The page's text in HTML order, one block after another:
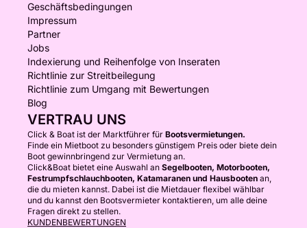
Geschäftsbedingungen
Impressum
Partner
Jobs
Indexierung und Reihenfolge von Inseraten
Richtlinie zur Streitbeilegung
Richtlinie zum Umgang mit Bewertungen
Blog
VERTRAU UNS
Click & Boat ist der Marktführer für Bootsvermietungen.
Finde ein Mietboot zu besonders günstigem Preis oder biete dein
Boot gewinnbringend zur Vermietung an.
Click&Boat bietet eine Auswahl an Segelbooten, Motorbooten,
Festrumpfschlauchbooten, Katamaranen und Hausbooten an,
die du mieten kannst. Dabei ist die Mietdauer flexibel wählbar
und du kannst den Bootsvermieter kontaktieren, um alle deine
Fragen direkt zu stellen.
KUNDENBEWERTUNGEN